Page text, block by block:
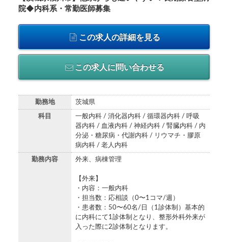
院◆内科系・常勤医師募集
この求人の詳細を見る
この求人に問い合わせる
勤務地 茨城県
科目
一般内科 / 消化器内科 / 循環器内科 / 呼吸
器内科 / 血液内科 / 神経内科 / 腎臓内科 / 内
分泌・糖尿病・代謝内科 / リウマチ・膠原
病内科 / 老人内科
勤務内容 外来、病棟管理
【外来】
・内容：一般内科
・担当数：応相談（0〜1コマ/週）
・患者数：50〜60名/日（1診体制）基本的
に内科にて1診体制となり、整形外科外来が
入った際に2診体制となります。